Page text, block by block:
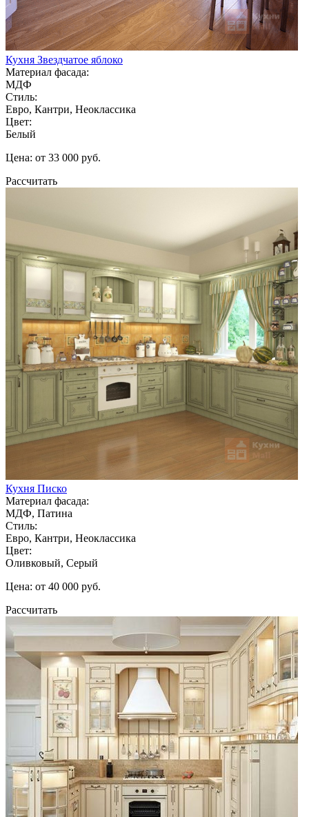
Кухня Звездчатое яблоко
Материал фасада:
МДФ
Стиль:
Евро, Кантри, Неоклассика
Цвет:
Белый
Цена: от 33 000 руб.
Рассчитать
Кухня Писко
Материал фасада:
МДФ, Патина
Стиль:
Евро, Кантри, Неоклассика
Цвет:
Оливковый, Серый
Цена: от 40 000 руб.
Рассчитать